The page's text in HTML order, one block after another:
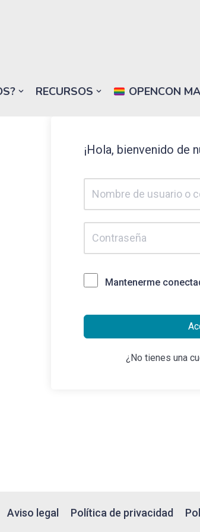
RECURSOS OPENCON
¡Hola, bienvenido de
Mantenerme
¿No tienes una
Aviso legal Política de privacidad